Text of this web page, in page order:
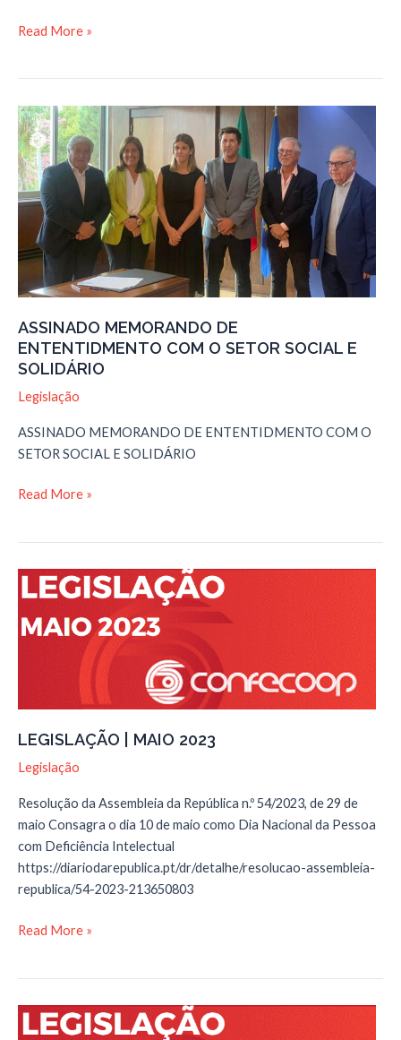
PRR
da
aquisição
e
instalação
de
postos
carregamento
de
elétricos
para
a
mobilidade
social
Read More »
ASSINADO MEMORANDO DE
ENTENTIDMENTO COM O SETOR SOCIAL E
SOLIDÁRIO
Legislação
ASSINADO MEMORANDO DE ENTENTIDMENTO COM O
SETOR SOCIAL E SOLIDÁRIO
ASSINADO
COM
O
SETOR
Read More »
LEGISLAÇÃO | MAIO 2023
Legislação
Resolução da Assembleia da República n.º 54/2023, de 29 de
maio Consagra o dia 10 de maio como Dia Nacional da Pessoa
com Deficiência Intelectual
https://diariodarepublica.pt/dr/detalhe/resolucao-assembleia-
republica/54-2023-213650803
LEGISLAÇÃO
Read More »